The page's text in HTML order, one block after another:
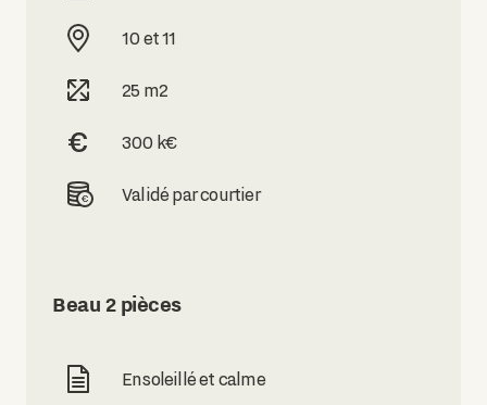
10 et 11
25 m2
300 k€
Validé par courtier
Beau 2 pièces
Ensoleillé et calme